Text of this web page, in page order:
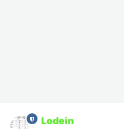
Lodein